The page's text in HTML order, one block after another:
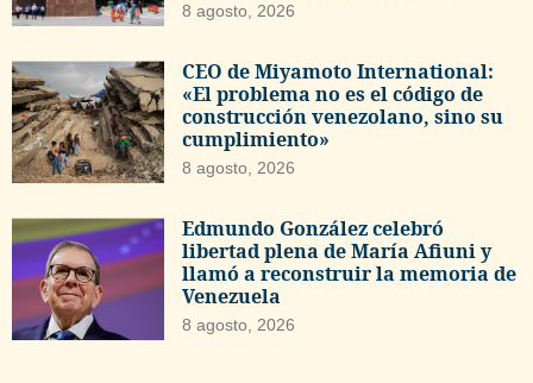
8 agosto, 2026
CEO de Miyamoto International:
«El problema no es el código de
construcción venezolano, sino su
cumplimiento»
8 agosto, 2026
Edmundo González celebró
libertad plena de María Afiuni y
llamó a reconstruir la memoria de
Venezuela
8 agosto, 2026